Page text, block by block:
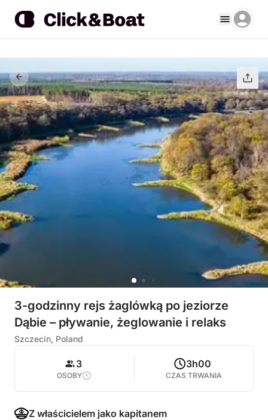
3-godzinny rejs żaglówką po jeziorze
Dąbie – pływanie, żeglowanie i relaks
Szczecin, Poland
3
OSOBY
3h00
CZAS TRWANIA
Z właścicielem jako kapitanem